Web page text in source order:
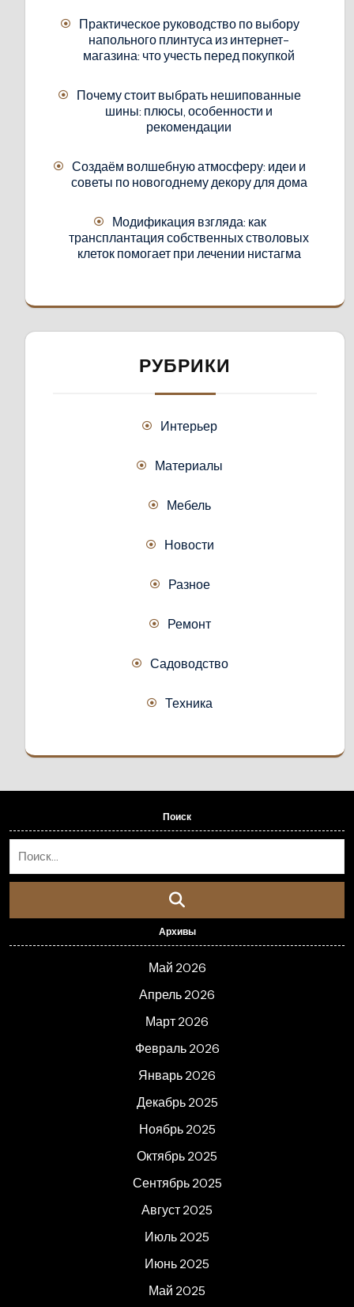
Практическое руководство по выбору
напольного плинтуса из интернет-
магазина: что учесть перед покупкой
Почему стоит выбрать нешипованные
шины: плюсы, особенности и
рекомендации
Создаём волшебную атмосферу: идеи и
советы по новогоднему декору для дома
Модификация взгляда: как
трансплантация собственных стволовых
клеток помогает при лечении нистагма
РУБРИКИ
Интерьер
Материалы
Мебель
Новости
Разное
Ремонт
Садоводство
Техника
Поиск
Архивы
Май 2026
Апрель 2026
Март 2026
Февраль 2026
Январь 2026
Декабрь 2025
Ноябрь 2025
Октябрь 2025
Сентябрь 2025
Август 2025
Июль 2025
Июнь 2025
Май 2025